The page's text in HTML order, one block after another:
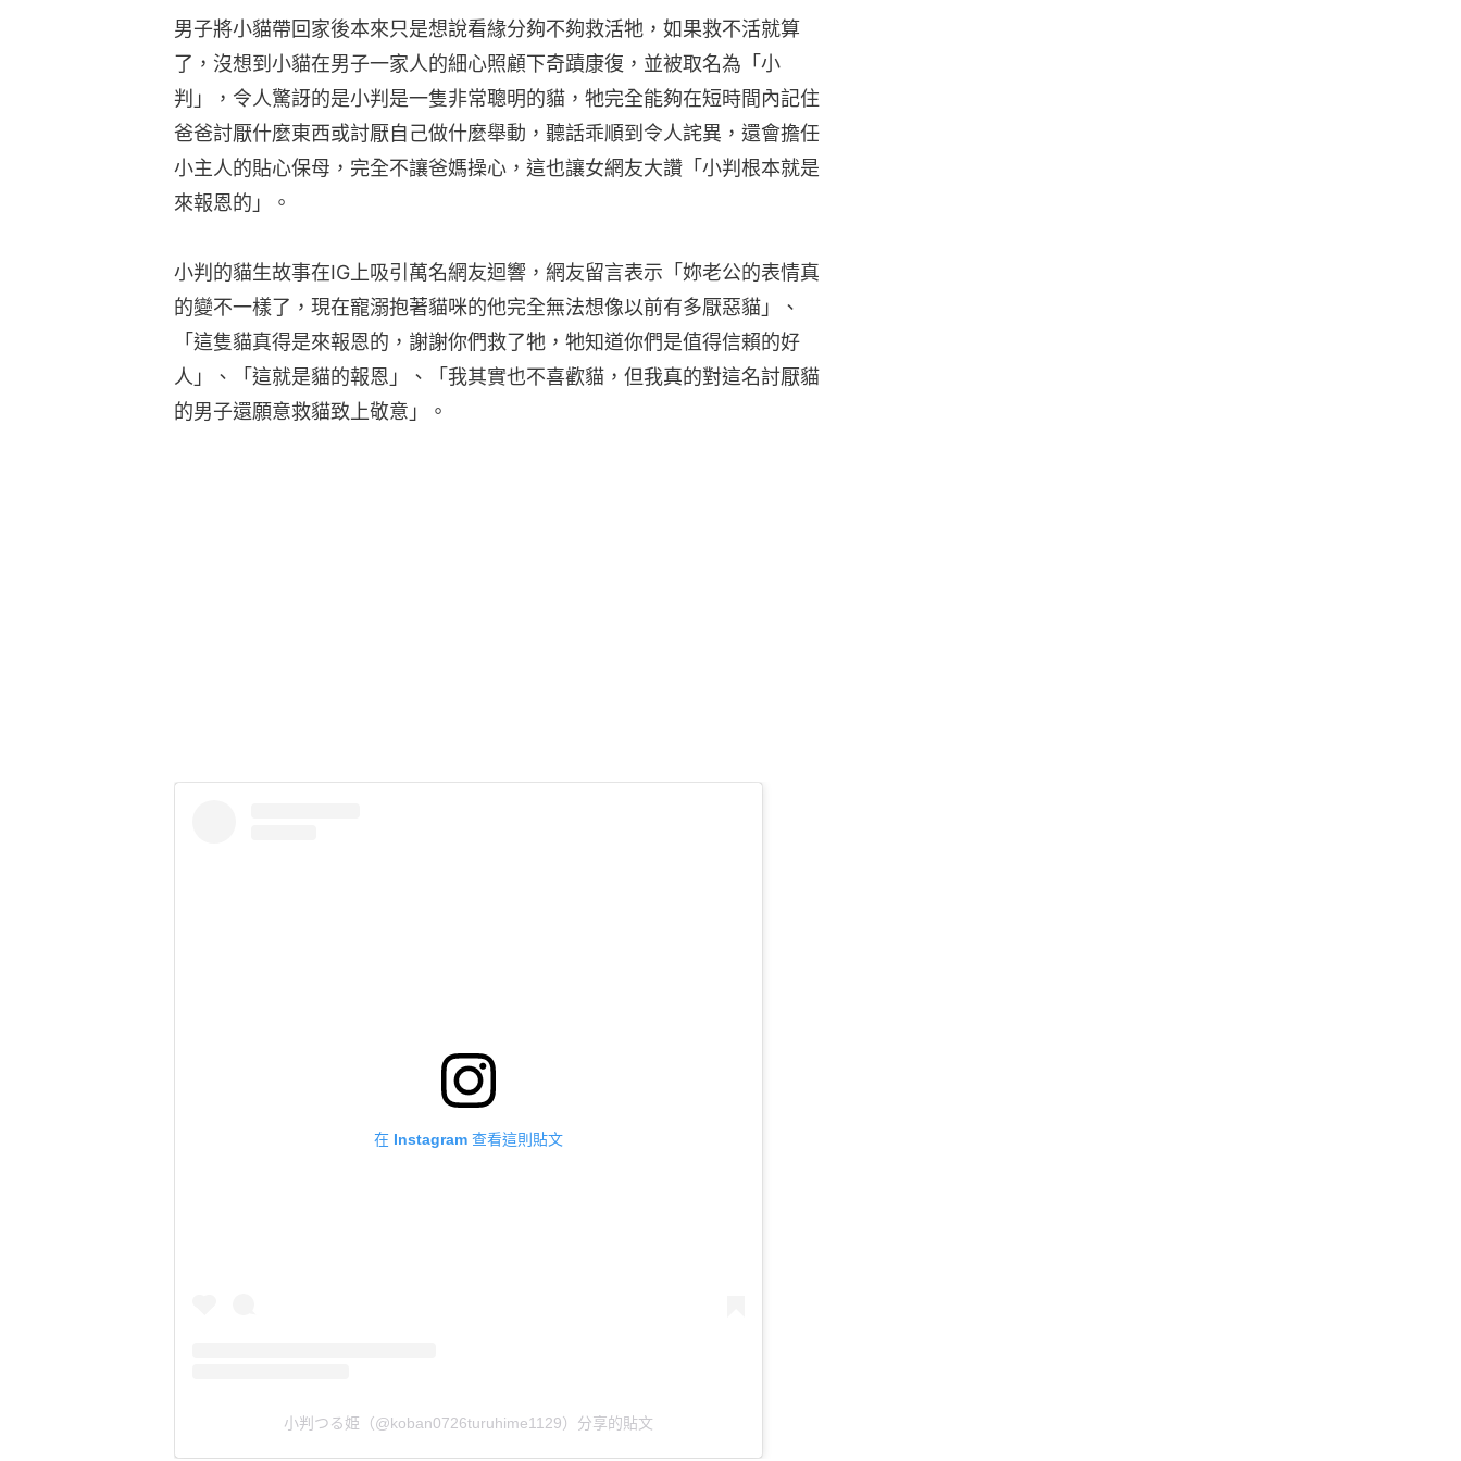
男子將小貓帶回家後本來只是想說看緣分夠不夠救活牠，如果救不活就算
了，沒想到小貓在男子一家人的細心照顧下奇蹟康復，並被取名為「小
判」，令人驚訝的是小判是一隻非常聰明的貓，牠完全能夠在短時間內記住
爸爸討厭什麼東西或討厭自己做什麼舉動，聽話乖順到令人詫異，還會擔任
小主人的貼心保母，完全不讓爸媽操心，這也讓女網友大讚「小判根本就是
來報恩的」。
小判的貓生故事在IG上吸引萬名網友迴響，網友留言表示「妳老公的表情真
的變不一樣了，現在寵溺抱著貓咪的他完全無法想像以前有多厭惡貓」、
「這隻貓真得是來報恩的，謝謝你們救了牠，牠知道你們是值得信賴的好
人」、「這就是貓的報恩」、「我其實也不喜歡貓，但我真的對這名討厭貓
的男子還願意救貓致上敬意」。
在 Instagram 查看這則貼文
小判つる姫（@koban0726turuhime1129）分享的貼文